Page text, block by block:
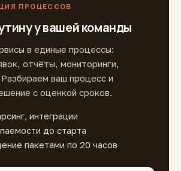
ПРОЦЕССОВ
у вашей команды
в единые процессы:
отчёты, мониторинги,
ваш процесс и
с оценкой сроков.
интеграции
до старта
пакетами по 20 часов